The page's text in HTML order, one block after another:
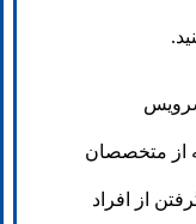
از متخصصان
از افراد